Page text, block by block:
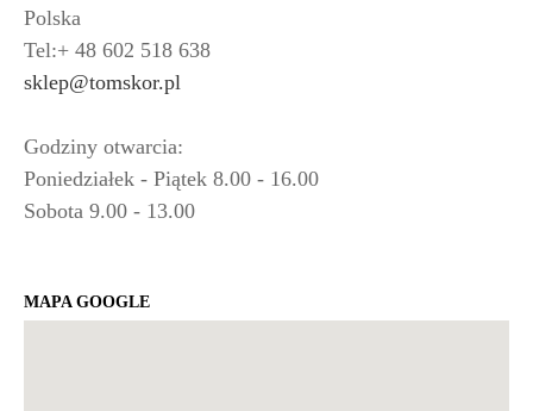
Polska
Tel:+ 48 602 518 638
sklep@tomskor.pl
Godziny otwarcia:
Poniedziałek - Piątek 8.00 - 16.00
Sobota 9.00 - 13.00
MAPA GOOGLE